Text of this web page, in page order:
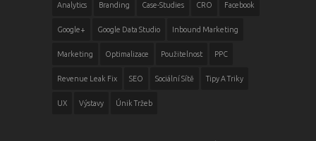
Analytics Branding Case-Studies CRO Facebook
Google+ Google Data Studio Inbound Marketing
Marketing Optimalizace Použitelnost PPC
Revenue Leak Fix SEO Sociální Sítě Tipy A Triky
UX Výstavy Únik Tržeb